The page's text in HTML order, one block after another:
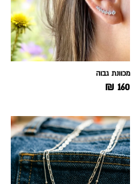
מכוונת גבוה
160
₪